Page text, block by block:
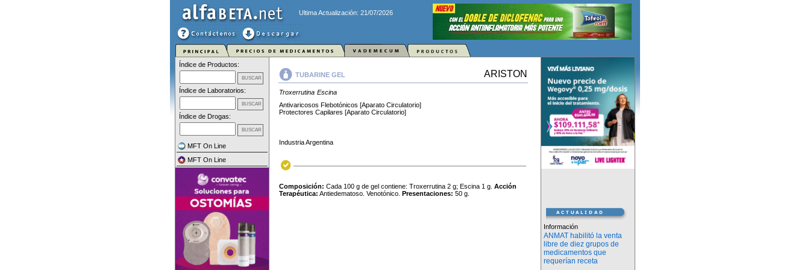
Ultima Actualización: 21/07/2026
Índice de Productos:
Índice de Laboratorios:
Índice de Drogas:
MFT On Line
MFT On Line
TUBARINE GEL ARISTON
Troxerrutina Escina
Antivaricosos Flebotónicos [Aparato Circulatorio]
Protectores Capilares [Aparato Circulatorio]
Industria Argentina
Composición: Cada 100 g de gel contiene: Troxerrutina 2 g; Escina 1 g. Acción
Terapéutica: Antiedematoso. Venotónico. Presentaciones: 50 g.
Información
ANMAT habilitó la venta
libre de diez grupos de
medicamentos que
requerían receta